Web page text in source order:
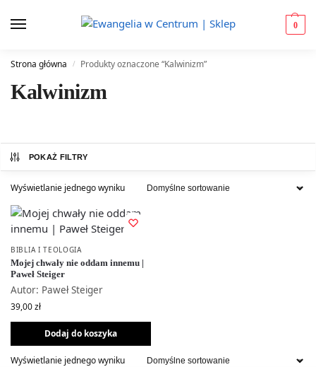
0
Strona główna / Produkty oznaczone “Kalwinizm”
Kalwinizm
POKAŻ FILTRY
Wyświetlanie jednego wyniku
BIBLIA I TEOLOGIA
Mojej chwały nie oddam innemu |
Paweł Steiger
Autor: Paweł Steiger
39,00zł
Dodaj do koszyka
Wyświetlanie jednego wyniku